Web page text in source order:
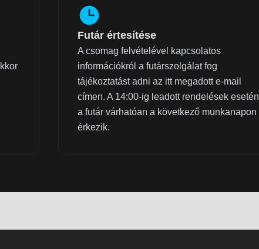
Futár értesítése
A csomag felvételével kapcsolatos
információkról a futárszolgálat fog
tájékoztatást adni az itt megadott e-mail
címen. A 14:00-ig leadott rendelések esetén
a futár várhatóan a következő munkanapon
érkezik.